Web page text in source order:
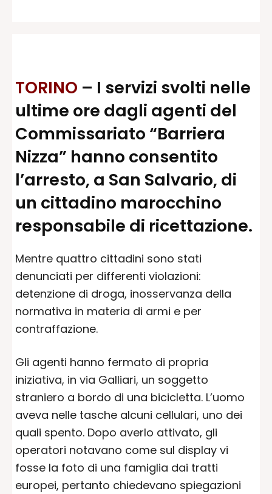
Condizioni di utilizzo
Normativa sul fact-checking
Normativa sulle correzioni
Normativa deontologica
TORINO – I servizi svolti nelle
ultime ore dagli agenti del
Commissariato “Barriera
Nizza” hanno consentito
l’arresto, a San Salvario, di
un cittadino marocchino
responsabile di ricettazione.
Mentre quattro cittadini sono stati
denunciati per differenti violazioni:
detenzione di droga, inosservanza della
normativa in materia di armi e per
contraffazione.
Gli agenti hanno fermato di propria
iniziativa, in via Galliari, un soggetto
straniero a bordo di una bicicletta. L’uomo
aveva nelle tasche alcuni cellulari, uno dei
quali spento. Dopo averlo attivato, gli
operatori notavano come sul display vi
fosse la foto di una famiglia dai tratti
europei, pertanto chiedevano spiegazioni